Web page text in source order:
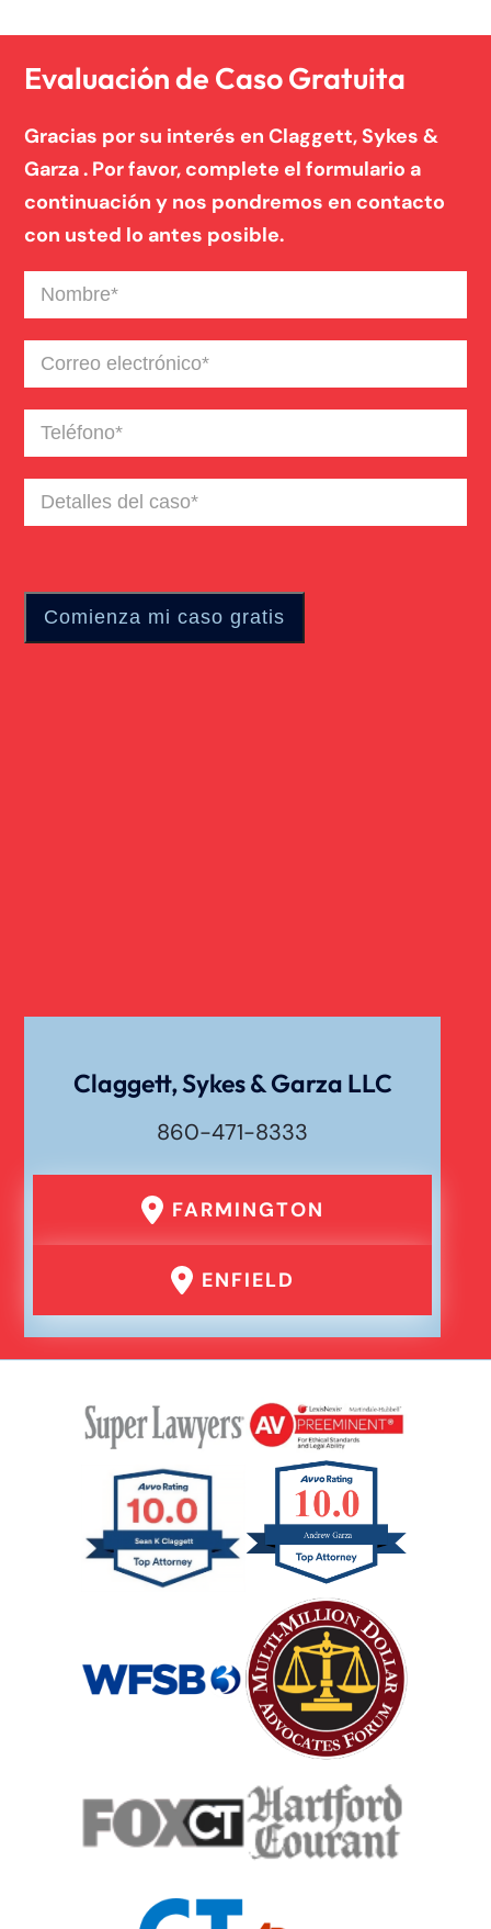
Responsabilidad De Productos
Vuelco
Evaluación de Caso Gratuita
Gracias por su interés en Claggett, Sykes &
Garza . Por favor, complete el formulario a
continuación y nos pondremos en contacto
con usted lo antes posible.
Nombre(Required)
Correo
electrónico(Required)
Teléfono(Required)
Detalles
del
Claggett, Sykes & Garza LLC
860-471-8333
FARMINGTON
ENFIELD